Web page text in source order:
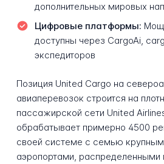
дополнительных мировых
Цифровые платформы:
доступны через CargoAi,
экспедиторов
Позиция United Cargo на
авиаперевозок строится на
пассажирской сети United
обрабатывает примерно 4500
своей системе с семью
аэропортами, распределенными